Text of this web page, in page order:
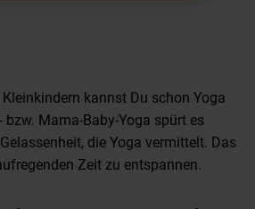
kannst Du schon Yoga
bzw. Mama-Baby-Yoga spürt es
die Yoga vermittelt. Das
Zeit zu entspannen.